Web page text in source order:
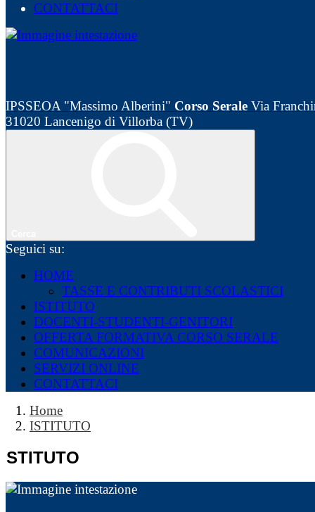
CONTATTACI
IPSSEOA "Massimo Alberini" Corso Serale Via
31020 Lancenigo di Villorba (TV)
Seguici su:
HOME
TASSE E CONTRIBUTI SCOLASTICI
ISTITUTO
DOCENTI-STUDENTI-GENITORI
OFFERTA FORMATIVA CORSO SERALE
COMUNICAZIONI
SERVIZI ONLINE
CONTATTACI
Home
ISTITUTO
ISTITUTO